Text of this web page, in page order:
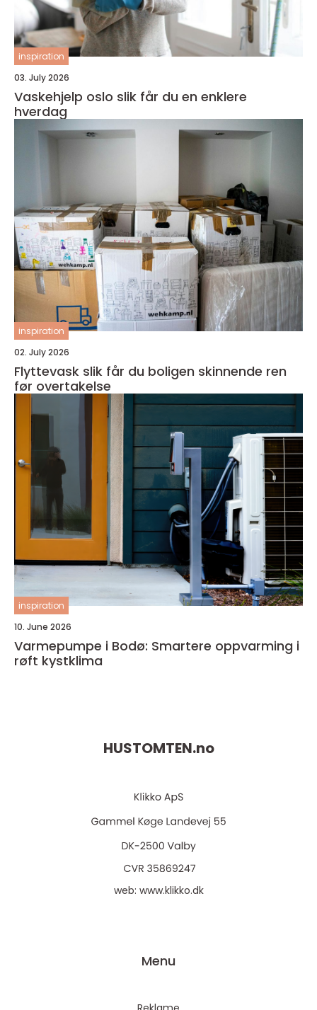
inspiration
03. July 2026
Vaskehjelp oslo slik får du en enklere
hverdag
inspiration
02. July 2026
Flyttevask slik får du boligen skinnende ren
før overtakelse
inspiration
10. June 2026
Varmepumpe i Bodø: Smartere oppvarming i
røft kystklima
HUSTOMTEN.no
web: www.klikko.dk
Menu